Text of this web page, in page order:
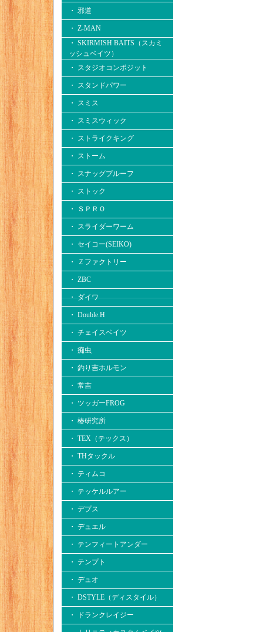
・ 邪道
・ Z-MAN
・ SKIRMISH BAITS（スカミ
ッシュベイツ）
・ スタジオコンポジット
・ スタンドパワー
・ スミス
・ スミスウィック
・ ストライクキング
・ ストーム
・ スナッグプルーフ
・ ストック
・ ＳＰＲＯ
・ スライダーワーム
・ セイコー(SEIKO)
・ Ｚファクトリー
・ ZBC
・ ダイワ
・ Double.H
・ チェイスベイツ
・ 痴虫
・ 釣り吉ホルモン
・ 常吉
・ ツッガーFROG
・ 椿研究所
・ TEX（テックス）
・ THタックル
・ ティムコ
・ テッケルルアー
・ デプス
・ デュエル
・ テンフィートアンダー
・ テンプト
・ デュオ
・ DSTYLE（ディスタイル）
・ ドランクレイジー